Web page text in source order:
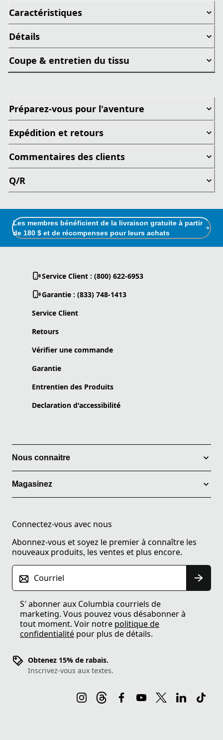
Caractéristiques
Détails
Coupe & entretien du tissu
Préparez-vous pour l'aventure
Expédition et retours
Commentaires des clients
Q/R
Les membres bénéficient de la livraison gratuite à partir
de 180 $ et de récompenses pour leurs achats
Service Client : (800) 622-6953
Garantie : (833) 748-1413
Service Client
Retours
Vérifier une commande
Garantie
Entrentien des Produits
Declaration d'accessibilité
Nous connaitre
Magasinez
Connectez-vous avec nous
Abonnez-vous et soyez le premier à connaître les
nouveaux produits, les ventes et plus encore.
Courriel
S′ abonner aux Columbia courriels de
marketing. Vous pouvez vous désabonner à
tout moment. Voir notre politique de
confidentialité pour plus de détails.
Obtenez 15% de rabais.
Inscrivez-vous aux textes.